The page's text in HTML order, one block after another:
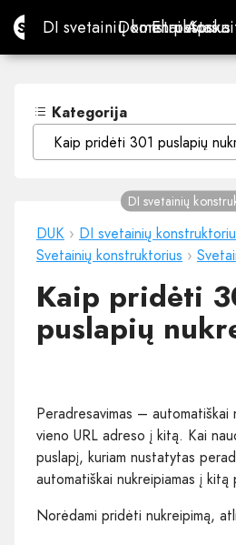
Site.proDI svetainių konstruktorius
DI svetainių konstruktorius
Domenai
DomenaiEl. paštas
El. paštas
Kategorija
Kaip pridėti 301 puslapių
DUK › DI svetainių
Svetainių konstruktorius ›
DI svetainių
Kaip pridėti
puslapių
Peradresavimas – automatiškai
vieno URL adreso į kitą. Kai
puslapį, kuriam nustatytas
automatiškai nukreipiamas į kitą
Norėdami pridėti nukreipimą,